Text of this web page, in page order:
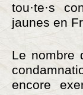
tou·te·s
jaunes en
Le nombre
encore